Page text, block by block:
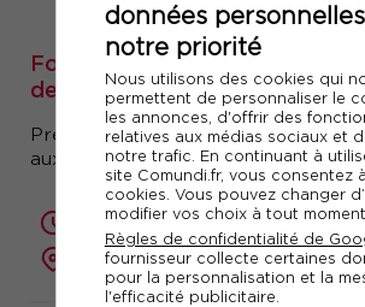
données
notre priorité
Nous utilisons des cookies qui
permettent de personnaliser le
les annonces, d'offrir des
relatives aux médias sociaux et
notre trafic. En continuant à
site Comundi.fr, vous consentez
cookies. Vous pouvez changer
modifier vos choix à tout moment.
Règles de confidentialité de
fournisseur collecte certaines
pour la personnalisation et la
l'efficacité publicitaire.
Formation : positiver les
de l'accueil
Prendre du recul pour agir en
aux situations d'accueil difficile
2 jours (14 heures)
présentiel ou à distance